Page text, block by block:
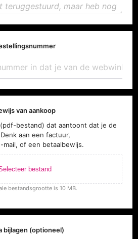
van aankoop
bestand) dat aantoont dat je de
aan een factuur,
of een betaalbewijs.
bestand
bestandsgrootte is 10 MB.
bijlagen (optioneel)